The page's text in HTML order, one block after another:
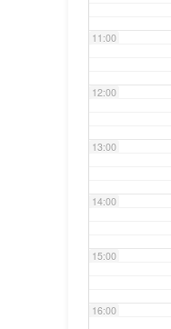
11:00
12:00
13:00
14:00
15:00
16:00